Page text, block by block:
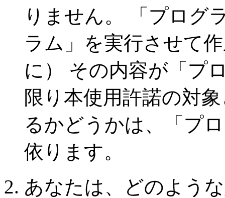
りません。 「プログ
ラム」を実行させて
に） その内容が「プ
限り本使用許諾の対
るかどうかは、「プ
依ります。
あなたは、どのよう